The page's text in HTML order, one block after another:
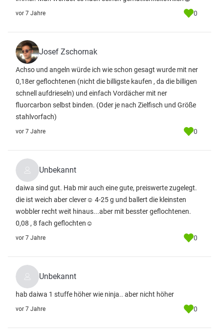
vor 7 Jahre 0
Josef Zschornak
Achso und angeln würde ich wie schon gesagt wurde mit ner
0,18er geflochtenen (nicht die billigste kaufen , da die billigen
schnell aufdrieseln) und einfach Vordächer mit ner
fluorcarbon selbst binden. (Oder je nach Zielfisch und Größe
stahlvorfach)
vor 7 Jahre 0
Unbekannt
daiwa sind gut. Hab mir auch eine gute, preiswerte zugelegt.
die ist weich aber clever☺ 4-25 g und ballert die kleinsten
wobbler recht weit hinaus...aber mit besster geflochtenen.
0,08 , 8 fach geflochten☺
vor 7 Jahre 0
Unbekannt
hab daiwa 1 stuffe höher wie ninja.. aber nicht höher
vor 7 Jahre 0